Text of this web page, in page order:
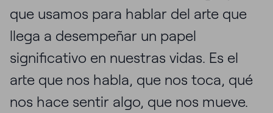
que usamos para hablar del arte que
llega a desempeñar un papel
significativo en nuestras vidas. Es el
arte que nos habla, que nos toca, qué
nos hace sentir algo, que nos mueve.